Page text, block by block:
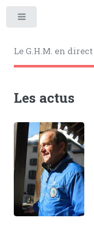
Le G.H.M. en direct
Les actus